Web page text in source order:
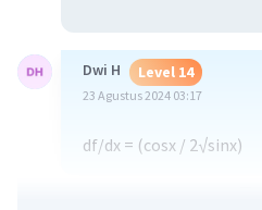
Dwi H Level 14
23 Agustus 2024 03:17
df/dx = (cosx / 2√sinx)